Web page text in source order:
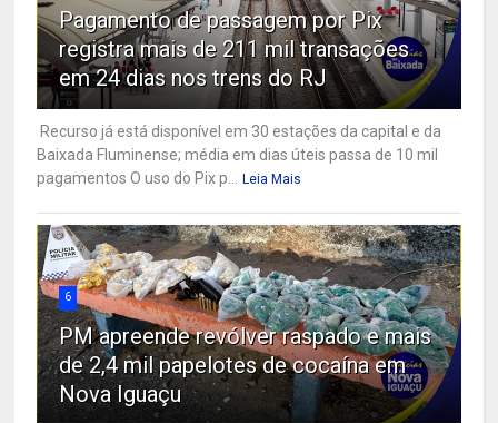
Pagamento de passagem por Pix
registra mais de 211 mil transações
em 24 dias nos trens do RJ
Recurso já está disponível em 30 estações da capital e da
Baixada Fluminense; média em dias úteis passa de 10 mil
pagamentos O uso do Pix p... Leia Mais
6
PM apreende revólver raspado e mais
de 2,4 mil papelotes de cocaína em
Nova Iguaçu